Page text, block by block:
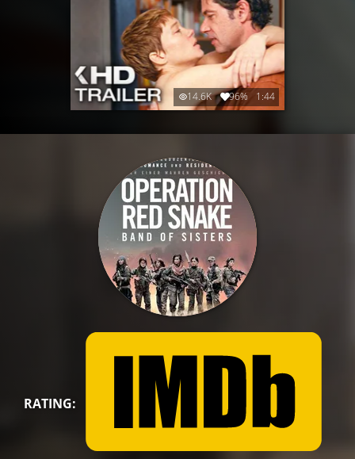
14.6K 96% 1:44
RATING: